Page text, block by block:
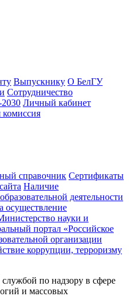
Выпускнику О БелГУ
Сотрудничество
Личный кабинет
справочник Сертификаты
Наличие
деятельности
осуществление
науки и
портал «Российское
организации
коррупции, терроризму
по надзору в сфере
и массовых